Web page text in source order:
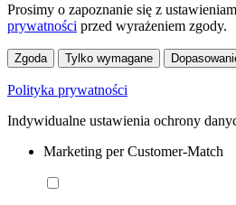
Prosimy o zapoznanie się z
prywatności przed wyrażeniem zgody.
Zgoda Tylko wymagane
Polityka prywatności
Indywidualne ustawienia ochrony
Marketing per Customer-Match